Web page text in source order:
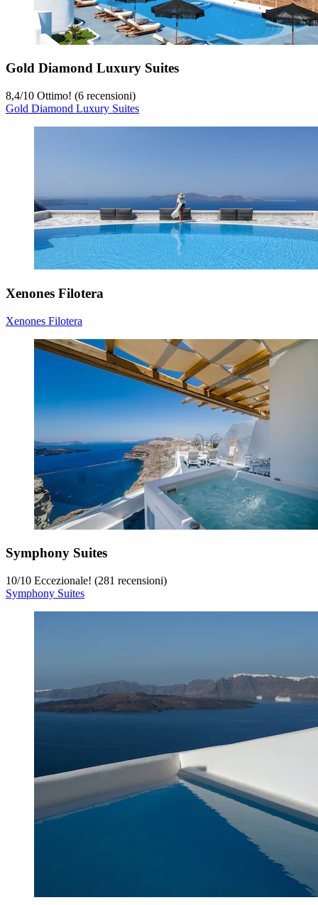
Gold Diamond Luxury Suites
8,4/10 Ottimo! (6 recensioni)
Gold Diamond Luxury Suites
Xenones Filotera
Xenones Filotera
Symphony Suites
10/10 Eccezionale! (281 recensioni)
Symphony Suites